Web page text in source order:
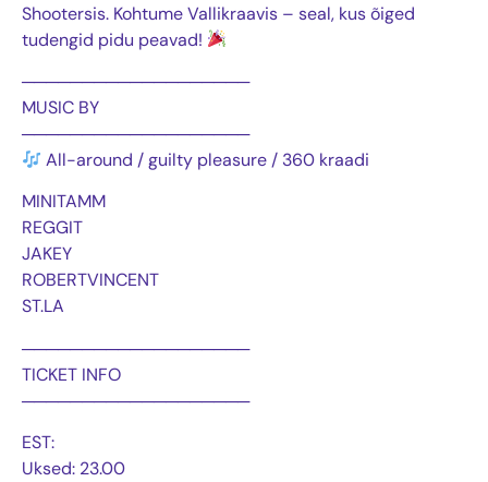
Shootersis. Kohtume Vallikraavis – seal, kus õiged
tudengid pidu peavad!
───────────────────
MUSIC BY
───────────────────
All-around / guilty pleasure / 360 kraadi
MINITAMM
REGGIT
JAKEY
ROBERTVINCENT
ST.LA
───────────────────
TICKET INFO
───────────────────
EST:
Uksed: 23.00